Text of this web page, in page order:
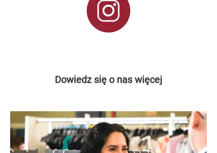
Dowiedz się o nas więcej